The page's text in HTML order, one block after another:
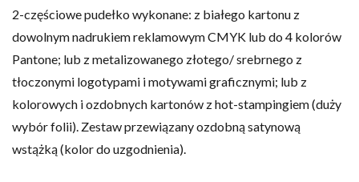
2-częściowe pudełko wykonane: z białego kartonu z
dowolnym nadrukiem reklamowym CMYK lub do 4 kolorów
Pantone; lub z metalizowanego złotego/ srebrnego z
tłoczonymi logotypami i motywami graficznymi; lub z
kolorowych i ozdobnych kartonów z hot-stampingiem (duży
wybór folii). Zestaw przewiązany ozdobną satynową
wstążką (kolor do uzgodnienia).